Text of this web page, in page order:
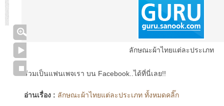
ลักษณะผ้าไทยแต่ละประเภท
ร่วมเป็นแฟนเพจเรา บน Facebook..ได้ที่นี่เลย!!
อ่านเรื่อง : ลักษณะผ้าไทยแต่ละประเภท ทั้งหมดคลิ๊ก